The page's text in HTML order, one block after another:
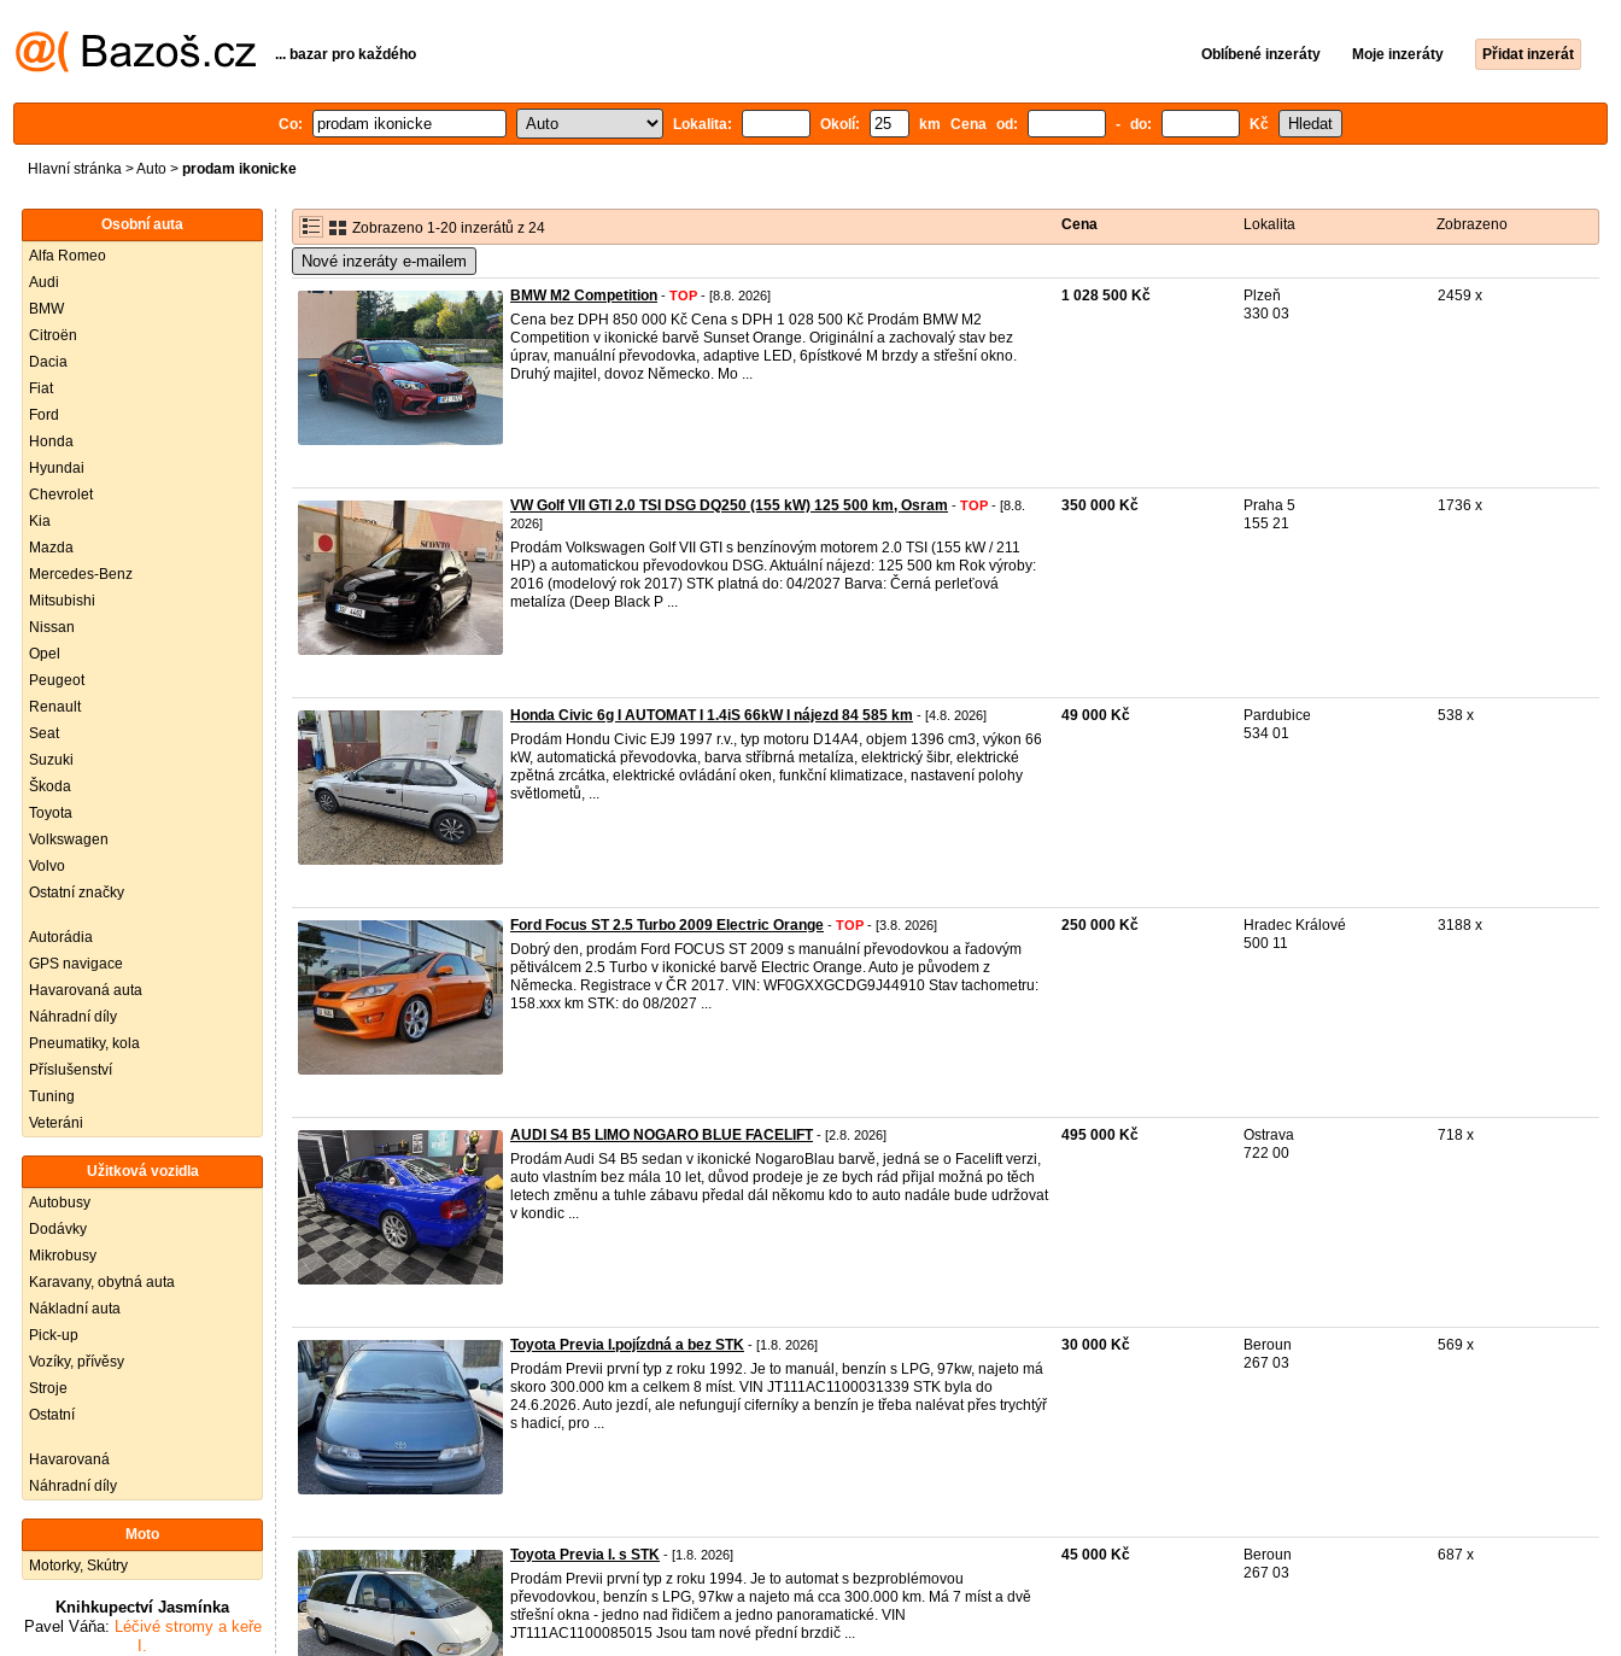
... bazar pro každého Oblíbené inzeráty Moje inzeráty Přidat inzerát
Co: Lokalita: Okolí: km Cena od: - do: Kč
Hlavní stránka >Auto > prodam ikonicke
Osobní auta
Alfa Romeo
Audi
BMW
Citroën
Dacia
Fiat
Ford
Honda
Hyundai
Chevrolet
Kia
Mazda
Mercedes-Benz
Mitsubishi
Nissan
Opel
Peugeot
Renault
Seat
Suzuki
Škoda
Toyota
Volkswagen
Volvo
Ostatní značky
Autorádia
GPS navigace
Havarovaná auta
Náhradní díly
Pneumatiky, kola
Příslušenství
Tuning
Veteráni
Užitková vozidla
Autobusy
Dodávky
Mikrobusy
Karavany, obytná auta
Nákladní auta
Pick-up
Vozíky, přívěsy
Stroje
Ostatní
Havarovaná
Náhradní díly
Moto
Motorky, Skútry
Knihkupectví Jasmínka
Pavel Váňa: Léčivé stromy a keře
I.
Zobrazeno 1-20 inzerátů z 24 Cena Lokalita Zobrazeno
Nové inzeráty e-mailem
BMW M2 Competition - TOP - [8.8. 2026]
Cena bez DPH 850 000 Kč Cena s DPH 1 028 500 Kč Prodám BMW M2
Competition v ikonické barvě Sunset Orange. Originální a zachovalý stav bez
úprav, manuální převodovka, adaptive LED, 6pístkové M brzdy a střešní okno.
Druhý majitel, dovoz Německo. Mo ...
1 028 500 Kč
Plzeň
330 03
2459 x
VW Golf VII GTI 2.0 TSI DSG DQ250 (155 kW) 125 500 km, Osram - TOP - [8.8.
2026]
Prodám Volkswagen Golf VII GTI s benzínovým motorem 2.0 TSI (155 kW / 211
HP) a automatickou převodovkou DSG. Aktuální nájezd: 125 500 km Rok výroby:
2016 (modelový rok 2017) STK platná do: 04/2027 Barva: Černá perleťová
metalíza (Deep Black P ...
350 000 Kč
Praha 5
155 21
1736 x
Honda Civic 6g I AUTOMAT I 1.4iS 66kW I nájezd 84 585 km - [4.8. 2026]
Prodám Hondu Civic EJ9 1997 r.v., typ motoru D14A4, objem 1396 cm3, výkon 66
kW, automatická převodovka, barva stříbrná metalíza, elektrický šibr, elektrické
zpětná zrcátka, elektrické ovládání oken, funkční klimatizace, nastavení polohy
světlometů, ...
49 000 Kč
Pardubice
534 01
538 x
Ford Focus ST 2.5 Turbo 2009 Electric Orange - TOP - [3.8. 2026]
Dobrý den, prodám Ford FOCUS ST 2009 s manuální převodovkou a řadovým
pětiválcem 2.5 Turbo v ikonické barvě Electric Orange. Auto je původem z
Německa. Registrace v ČR 2017. VIN: WF0GXXGCDG9J44910 Stav tachometru:
158.xxx km STK: do 08/2027 ...
250 000 Kč
Hradec Králové
500 11
3188 x
AUDI S4 B5 LIMO NOGARO BLUE FACELIFT- [2.8. 2026]
Prodám Audi S4 B5 sedan v ikonické NogaroBlau barvě, jedná se o Facelift verzi,
auto vlastním bez mála 10 let, důvod prodeje je ze bych rád přijal možná po těch
letech změnu a tuhle zábavu předal dál někomu kdo to auto nadále bude udržovat
v kondic ...
495 000 Kč
Ostrava
722 00
718 x
Toyota Previa I.pojízdná a bez STK - [1.8. 2026]
Prodám Previi první typ z roku 1992. Je to manuál, benzín s LPG, 97kw, najeto má
skoro 300.000 km a celkem 8 míst. VIN JT111AC1100031339 STK byla do
24.6.2026. Auto jezdí, ale nefungují ciferníky a benzín je třeba nalévat přes trychtýř
s hadicí, pro ...
30 000 Kč
Beroun
267 03
569 x
Toyota Previa I. s STK - [1.8. 2026]
Prodám Previi první typ z roku 1994. Je to automat s bezproblémovou
převodovkou, benzín s LPG, 97kw a najeto má cca 300.000 km. Má 7 míst a dvě
střešní okna - jedno nad řidičem a jedno panoramatické. VIN
JT111AC1100085015 Jsou tam nové přední brzdič ...
45 000 Kč
Beroun
267 03
687 x